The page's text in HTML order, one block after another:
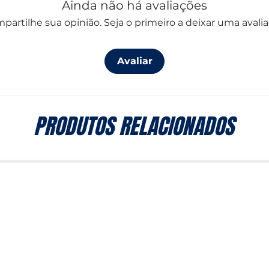
Ainda não há avaliações
sua opinião. Seja o primeiro a deixar uma
Avaliar
PRODUTOS RELACIONADOS